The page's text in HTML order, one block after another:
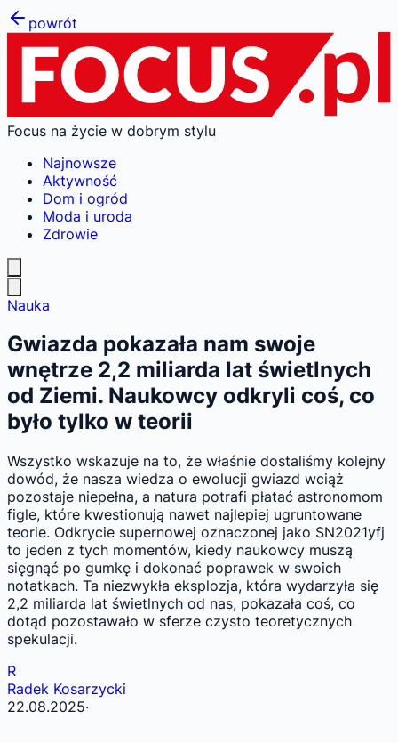
powrót
Focus na życie w dobrym stylu
Najnowsze
Aktywność
Dom i ogród
Moda i uroda
Zdrowie
Nauka
Gwiazda pokazała nam swoje
wnętrze 2,2 miliarda lat świetlnych
od Ziemi. Naukowcy odkryli coś, co
było tylko w teorii
Wszystko wskazuje na to, że właśnie dostaliśmy kolejny
dowód, że nasza wiedza o ewolucji gwiazd wciąż
pozostaje niepełna, a natura potrafi płatać astronomom
figle, które kwestionują nawet najlepiej ugruntowane
teorie. Odkrycie supernowej oznaczonej jako SN2021yfj
to jeden z tych momentów, kiedy naukowcy muszą
sięgnąć po gumkę i dokonać poprawek w swoich
notatkach. Ta niezwykła eksplozja, która wydarzyła się
2,2 miliarda lat świetlnych od nas, pokazała coś, co
dotąd pozostawało w sferze czysto teoretycznych
spekulacji.
R
Radek Kosarzycki
22.08.2025·